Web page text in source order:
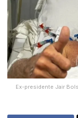
Ex-presidente Jair